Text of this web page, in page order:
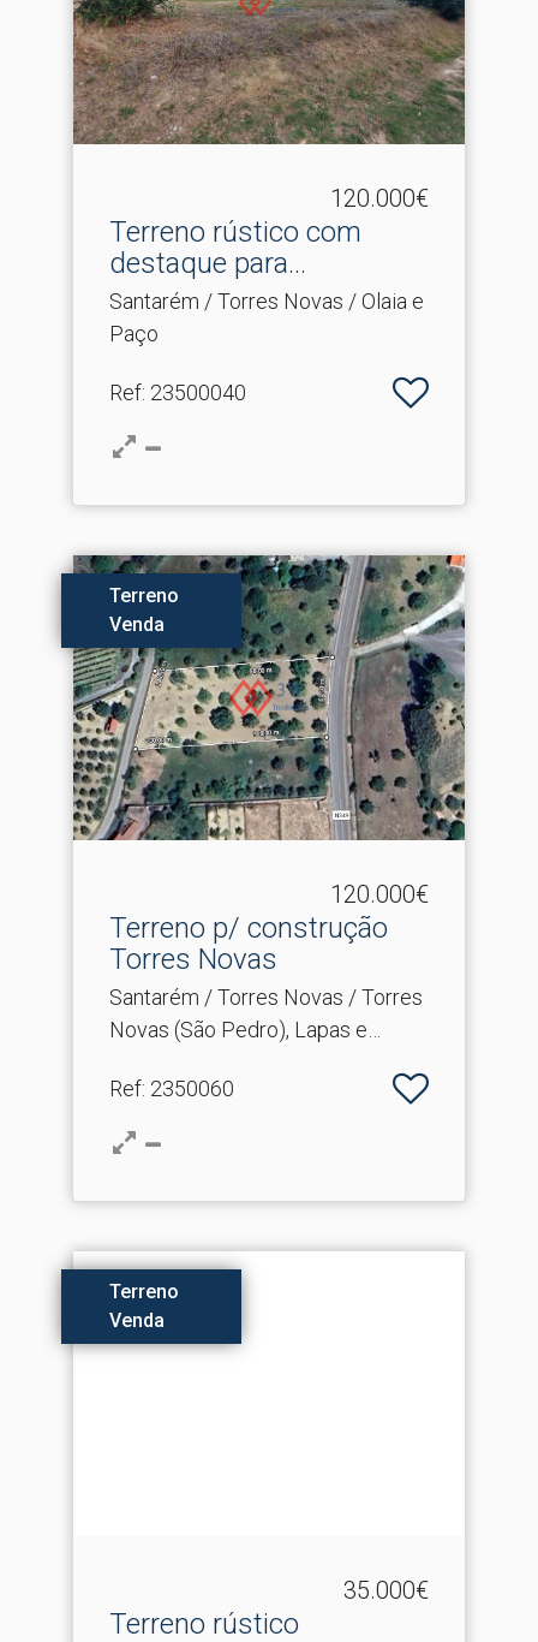
120.000€
Terreno rústico com
destaque para
construção.​..
Santarém / Torres Novas / Olaia e
Paço
Ref: 23500040
Terreno
Venda
120.000€
Terreno p/ construção
Torres Novas
Santarém / Torres Novas / Torres
Novas (São Pedro), Lapas e
Ref: 2350060
Terreno
Venda
35.000€
Terreno rústico